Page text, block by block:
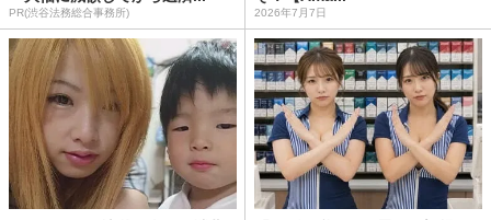
PR(渋谷法務総合事務所) 2026年7月7日